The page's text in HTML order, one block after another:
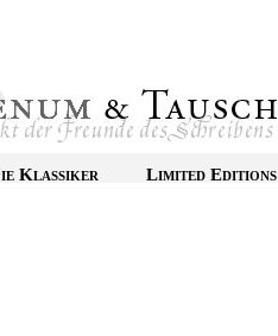
Klassiker Limited Editions